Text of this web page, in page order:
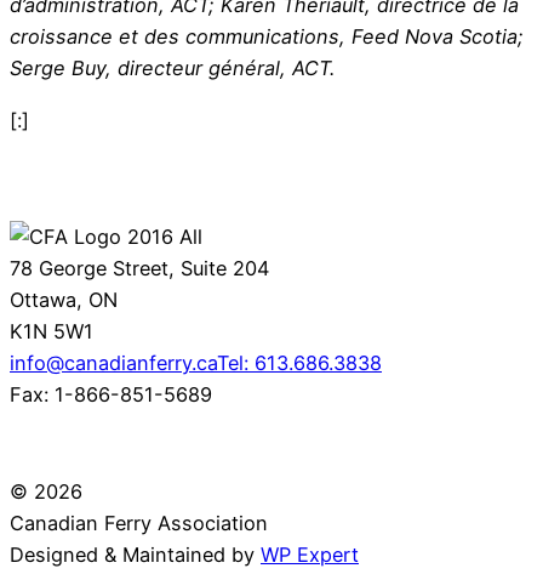
d’administration, ACT; Karen Thériault, directrice de la
croissance et des communications, Feed Nova Scotia;
Serge Buy, directeur général, ACT.
[:]
78 George Street, Suite 204
Ottawa, ON
K1N 5W1
info@canadianferry.caTel: 613.686.3838
Fax: 1-866-851-5689
© 2026
Canadian Ferry Association
Designed & Maintained by WP Expert